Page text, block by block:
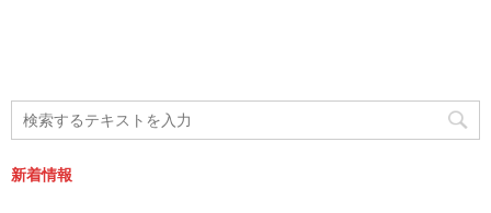
新着情報